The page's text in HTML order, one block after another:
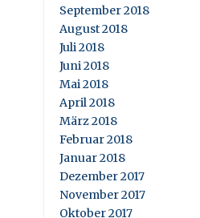
September 2018
August 2018
Juli 2018
Juni 2018
Mai 2018
April 2018
März 2018
Februar 2018
Januar 2018
Dezember 2017
November 2017
Oktober 2017